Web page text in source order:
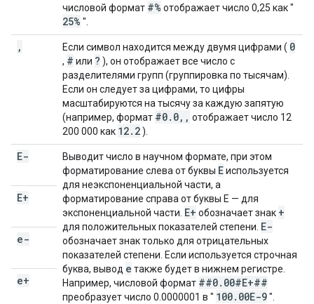
числовой формат #% отображает число 0,25 как "
25% ".
, Если символ находится между двумя цифрами ( 0
, # или ? ), он отображает все число с
разделителями групп (группировка по тысячам).
Если он следует за цифрами, то цифры
масштабируются на тысячу за каждую запятую
(например, формат #0. 0, , отображает число 12
200 000 как 12. 2).
E-
Выводит число в научном формате, при этом
форматирование слева от буквы Eиспользуется
для неэкспоненциальной части, а
форматирование справа от буквы E — для
экспоненциальной части. E+ обозначает знак +
для положительных показателей степени. E-
обозначает знак только для отрицательных
показателей степени. Если используется строчная
буква, вывод e также будет в нижнем регистре.
Например, числовой формат ##0. 00#E+##
преобразует число 0.0000001 в " 100. 00E-9".
E+
e-
e+